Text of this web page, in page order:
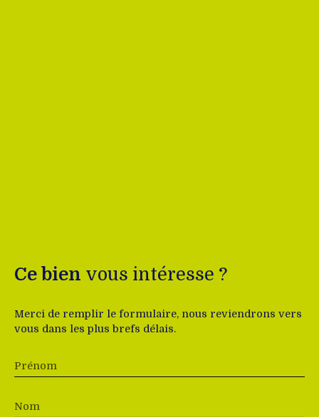
Ce bien vous intéresse ?
Merci de remplir le formulaire, nous reviendrons vers
vous dans les plus brefs délais.
Prénom
Nom